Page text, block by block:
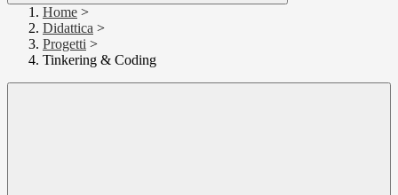
Home >
Didattica >
Progetti >
Tinkering & Coding